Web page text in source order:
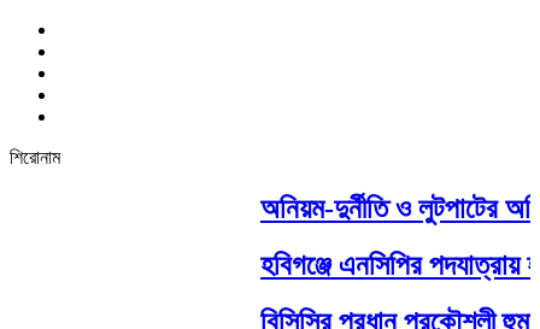
শিরোনাম
অনিয়ম-দুর্নীতি ও লুটপাটের
হবিগঞ্জে এনসিপির পদযাত্রায়
বিসিসির প্রধান প্রকৌশলী